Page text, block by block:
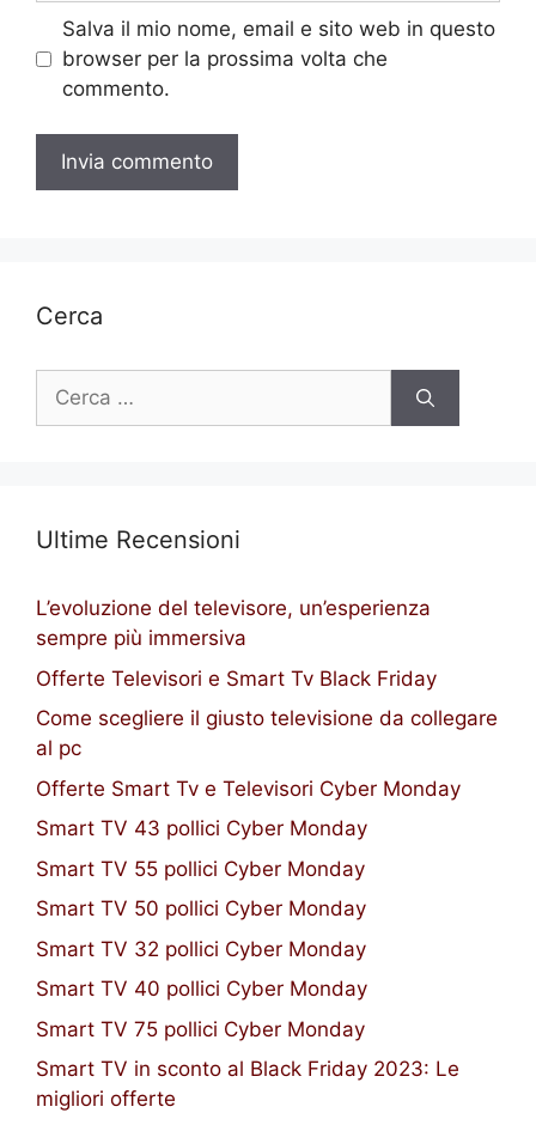
Salva il mio nome, email e sito web in questo
browser per la prossima volta che
commento.
Cerca
Ricerca
Ultime Recensioni
L’evoluzione del televisore, un’esperienza
sempre più immersiva
Offerte Televisori e Smart Tv Black Friday
Come scegliere il giusto televisione da collegare
al pc
Offerte Smart Tv e Televisori Cyber Monday
Smart TV 43 pollici Cyber Monday
Smart TV 55 pollici Cyber Monday
Smart TV 50 pollici Cyber Monday
Smart TV 32 pollici Cyber Monday
Smart TV 40 pollici Cyber Monday
Smart TV 75 pollici Cyber Monday
Smart TV in sconto al Black Friday 2023: Le
migliori offerte